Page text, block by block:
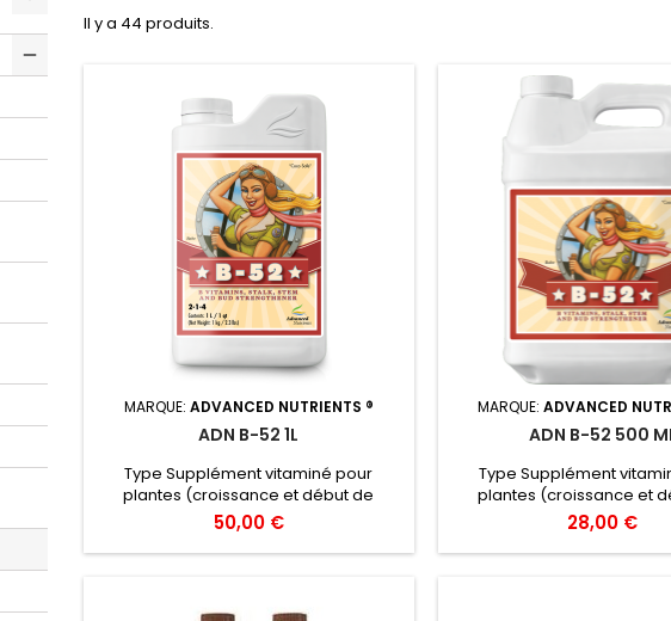
Toggle
Il y a 44 produits.
MARQUE: ADVANCED NUTRIENTS ®
ADN B-52 1L
Type Supplément vitaminé pour
plantes (croissance et début de
floraison). Objectif Stabiliser la
conduite et la tolérance au stress lors
des phases sensibles (rempotage,
50,00 €
MARQUE:ADVANCED
ADN B-52 500
Type Supplément
plantes (croissance et
floraison). Objectif
conduite et la tolérance au
des phases sensibles
28,00 €